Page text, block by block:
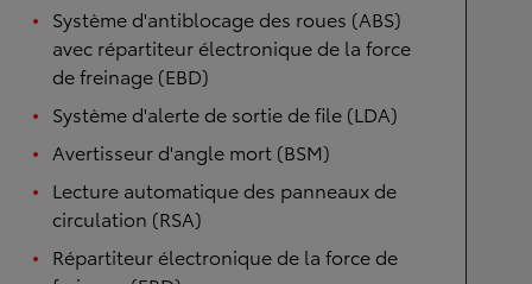
Système d'antiblocage des roues (ABS)
avec répartiteur électronique de la force
de freinage (EBD)
Système d'alerte de sortie de file (LDA)
Avertisseur d'angle mort (BSM)
Lecture automatique des panneaux de
circulation (RSA)
Répartiteur électronique de la force de